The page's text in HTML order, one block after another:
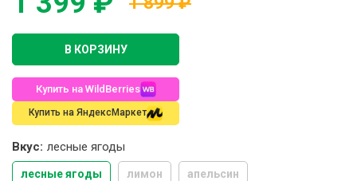
В КОРЗИНУ
Купить на WildBerries
Купить на ЯндексМаркет
Вкус: лесные ягоды
лесные ягоды лимон апельсин